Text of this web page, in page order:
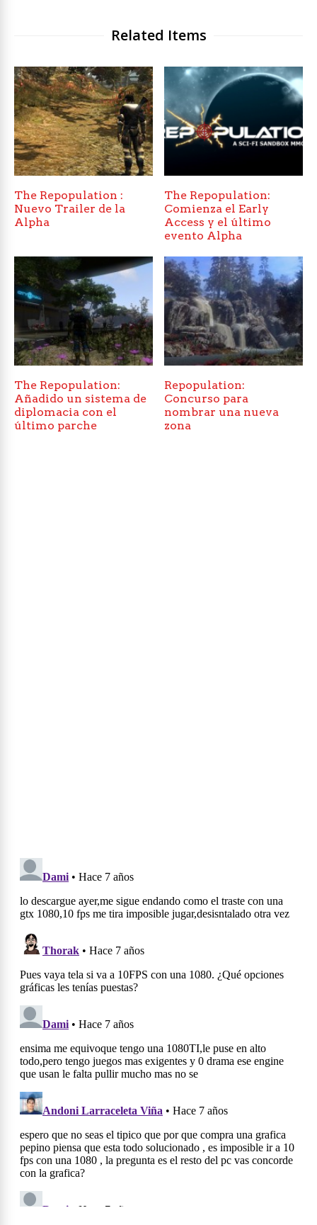
Related Items
The Repopulation :
Nuevo Trailer de la
Alpha
The Repopulation:
Comienza el Early
Access y el último
evento Alpha
The Repopulation:
Añadido un sistema de
diplomacia con el
último parche
Repopulation:
Concurso para
nombrar una nueva
zona